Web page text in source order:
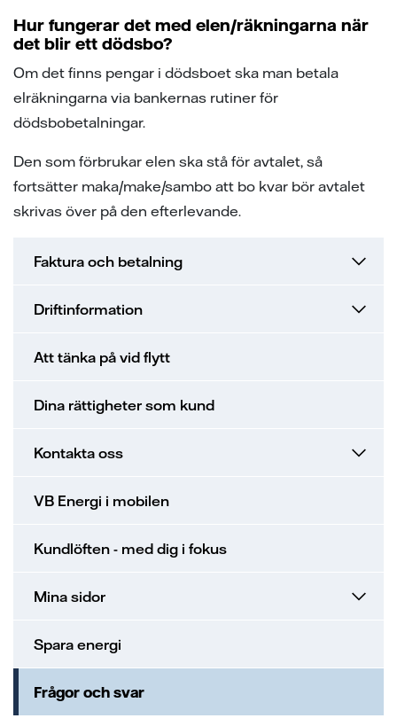
vid avtalstecknande
innan man
svar
svar
elprylar när det åskar
projekt
svar
Hur fungerar det med elen/räkningarna när
det blir ett dödsbo?
Om det finns pengar i dödsboet ska man betala
elräkningarna via bankernas rutiner för
dödsbobetalningar.
Den som förbrukar elen ska stå för avtalet, så
fortsätter maka/make/sambo att bo kvar bör avtalet
skrivas över på den efterlevande.
Faktura och betalning
Driftinformation
Att tänka på vid flytt
Dina rättigheter som kund
Kontakta oss
VB Energi i mobilen
Kundlöften - med dig i fokus
Mina sidor
Spara energi
Frågor och svar